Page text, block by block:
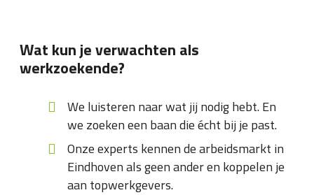
Wat kun je verwachten als
werkzoekende?
We luisteren naar wat jij nodig hebt. En
we zoeken een baan die écht bij je past.
Onze experts kennen de arbeidsmarkt in
Eindhoven als geen ander en koppelen je
aan topwerkgevers.